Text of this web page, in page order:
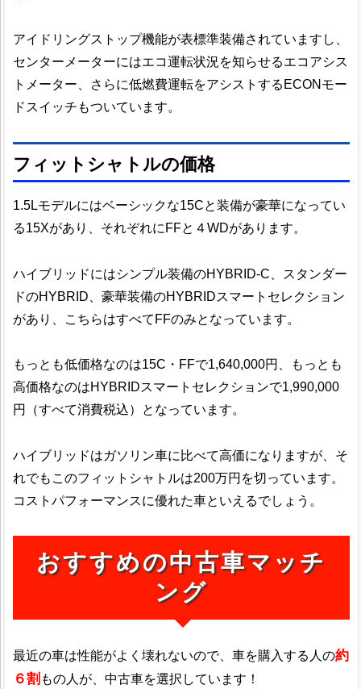
アイドリングストップ機能が表標準装備されていますし、
センターメーターにはエコ運転状況を知らせるエコアシス
トメーター、さらに低燃費運転をアシストするECONモー
ドスイッチもついています。
フィットシャトルの価格
1.5Lモデルにはベーシックな15Cと装備が豪華になってい
る15Xがあり、それぞれにFFと４WDがあります。
ハイブリッドにはシンプル装備のHYBRID-C、スタンダー
ドのHYBRID、豪華装備のHYBRIDスマートセレクション
があり、こちらはすべてFFのみとなっています。
もっとも低価格なのは15C・FFで1,640,000円、もっとも
高価格なのはHYBRIDスマートセレクションで1,990,000
円（すべて消費税込）となっています。
ハイブリッドはガソリン車に比べて高価になりますが、そ
れでもこのフィットシャトルは200万円を切っています。
コストパフォーマンスに優れた車といえるでしょう。
おすすめの中古車マッチ
ング
最近の車は性能がよく壊れないので、車を購入する人の約
６割 もの人が、中古車を選択しています！